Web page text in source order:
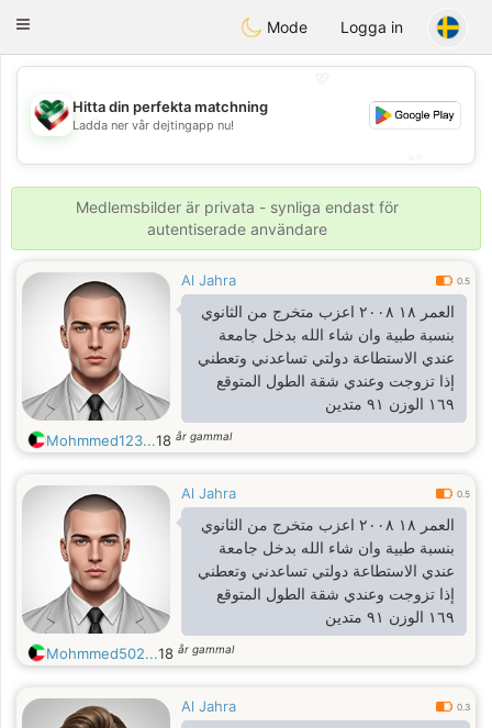
KuwaitChat
Toggle
Mode Logga in
💖
💕
Hitta din perfekta matchning
Ladda ner vår dejtingapp nu!
Medlemsbilder är privata - synliga endast för
autentiserade användare
Al Jahra 0.5
العمر ١٨ ٢٠٠٨ اعزب متخرج من الثانوي
بنسبة طبية وان شاء الله بدخل جامعة
عندي الاستطاعة دولتي تساعدني وتعطني
إذا تزوجت وعندي شقة الطول المتوقع
١٦٩ الوزن ٩١ متدين
Mohmmed123...18 år gammal
Al Jahra 0.5
العمر ١٨ ٢٠٠٨ اعزب متخرج من الثانوي
بنسبة طبية وان شاء الله بدخل جامعة
عندي الاستطاعة دولتي تساعدني وتعطني
إذا تزوجت وعندي شقة الطول المتوقع
١٦٩ الوزن ٩١ متدين
Mohmmed502...18 år gammal
Al Jahra 0.3